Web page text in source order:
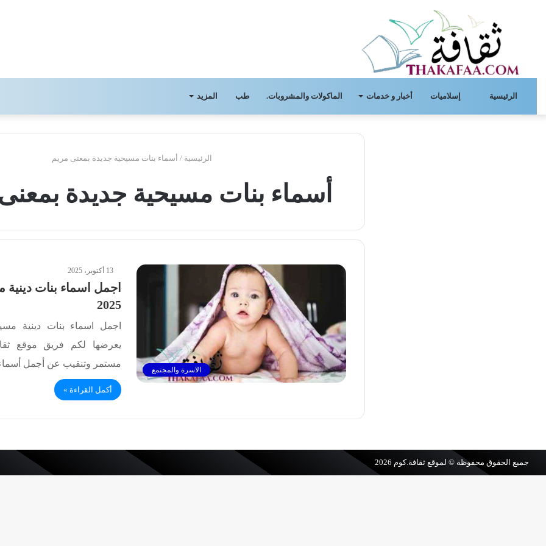
الرئيسية إسلاميات أخبار و خدمات الماكولات والمشروبات. طب المزيد
الرئيسية / أسماء بنات مسيحية جديدة بمعنى مريم
أسماء بنات مسيحية جديدة
الاسرة والمجتمع
13 أكتوبر، 2025
اجمل اسماء بنات
2025
اجمل اسماء بنات دينية
يعرضها لكم فريق موقع
مستمر وتنقيب عن أجمل
أكمل القراءة »
جميع الحقوق محفوظة © لموقعثقافة.كوم